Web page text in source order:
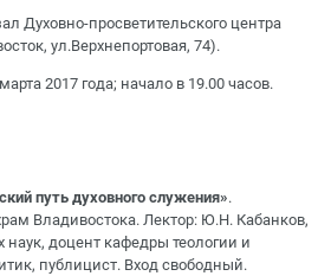
Духовно-просветительского центра
ул.Верхнепортовая, 74).
2017 года; начало в 19.00 часов.
путь духовного служения».
Владивостока. Лектор: Ю.Н. Кабанков,
наук, доцент кафедры теологии и
публицист. Вход свободный.